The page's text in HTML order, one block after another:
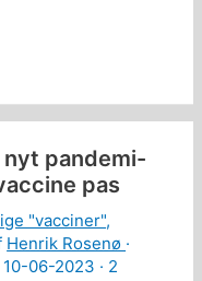
nyt pandemi-
pas
"vacciner",
Henrik Rosenø ·
10-06-2023 · 2